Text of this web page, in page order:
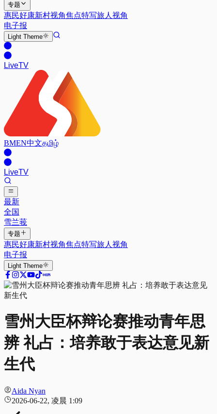
专题
惠民好康新村视角焦点特写旅人视角
电子报
Light Theme
LiveTV
BMEN中文தமிழ்
LiveTV
最新
全国
雪兰莪
专题
惠民好康新村视角焦点特写旅人视角
电子报
Light Theme
雪州大臣杯辩论赛推动青年思
辨 礼占：培养敢于表达意见新
生代
Aida Nyan
2026-06-22, 凌晨 1:09